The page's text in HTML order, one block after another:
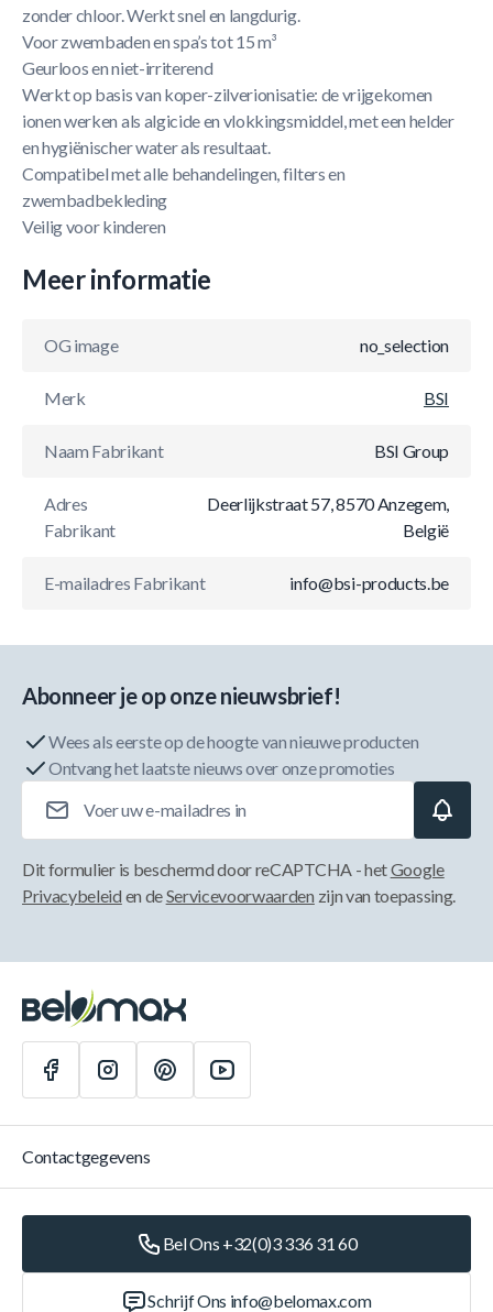
zonder chloor. Werkt snel en langdurig.
Voor zwembaden en spa’s tot 15 m³
Geurloos en niet-irriterend
Werkt op basis van koper-zilverionisatie: de vrijgekomen
ionen werken als algicide en vlokkingsmiddel, met een helder
en hygiënischer water als resultaat.
Compatibel met alle behandelingen, filters en
zwembadbekleding
Veilig voor kinderen
Meer informatie
OG image no_selection
Merk BSI
Naam Fabrikant BSI Group
Adres
Fabrikant
Deerlijkstraat 57, 8570 Anzegem,
België
E-mailadres Fabrikant info@bsi-products.be
Abonneer je op onze nieuwsbrief!
Wees als eerste op de hoogte van nieuwe producten
Ontvang het laatste nieuws over onze promoties
Dit formulier is beschermd door reCAPTCHA - hetGoogle
Privacybeleid en deServicevoorwaarden zijn van toepassing.
Contactgegevens
Bel Ons +32(0)3 336 31 60
Schrijf Ons info@belomax.com